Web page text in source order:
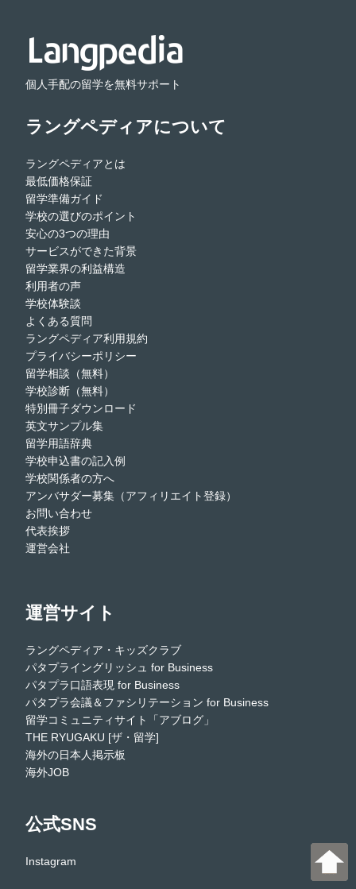
個人手配の留学を無料サポート
ラングペディアについて
ラングペディアとは
最低価格保証
留学準備ガイド
学校の選びのポイント
安心の3つの理由
サービスができた背景
留学業界の利益構造
利用者の声
学校体験談
よくある質問
ラングペディア利用規約
プライバシーポリシー
留学相談（無料）
学校診断（無料）
特別冊子ダウンロード
英文サンプル集
留学用語辞典
学校申込書の記入例
学校関係者の方へ
アンバサダー募集（アフィリエイト登録）
お問い合わせ
代表挨拶
運営会社
運営サイト
ラングペディア・キッズクラブ
パタプライングリッシュ for Business
パタプラ口語表現 for Business
パタプラ会議＆ファシリテーション for Business
留学コミュニティサイト「アブログ」
THE RYUGAKU [ザ・留学]
海外の日本人掲示板
海外JOB
公式SNS
Instagram